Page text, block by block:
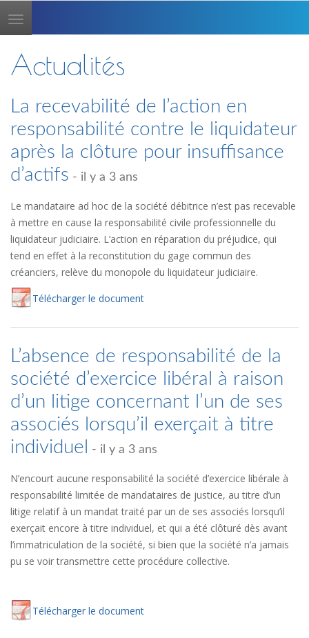
Toggle
navigation
Actualités
La recevabilité de l’action en
responsabilité contre le liquidateur
après la clôture pour insuffisance
d’actifs - il y a 3 ans
Le mandataire ad hoc de la société débitrice n’est pas recevable
à mettre en cause la responsabilité civile professionnelle du
liquidateur judiciaire. L’action en réparation du préjudice, qui
tend en effet à la reconstitution du gage commun des
créanciers, relève du monopole du liquidateur judiciaire.
Télécharger le document
L’absence de responsabilité de la
société d’exercice libéral à raison
d’un litige concernant l’un de ses
associés lorsqu’il exerçait à titre
individuel
- il y a 3 ans
N’encourt aucune responsabilité la société d’exercice libérale à
responsabilité limitée de mandataires de justice, au titre d’un
litige relatif à un mandat traité par un de ses associés lorsqu’il
exerçait encore à titre individuel, et qui a été clôturé dès avant
l’immatriculation de la société, si bien que la société n’a jamais
pu se voir transmettre cette procédure collective.
Télécharger le document